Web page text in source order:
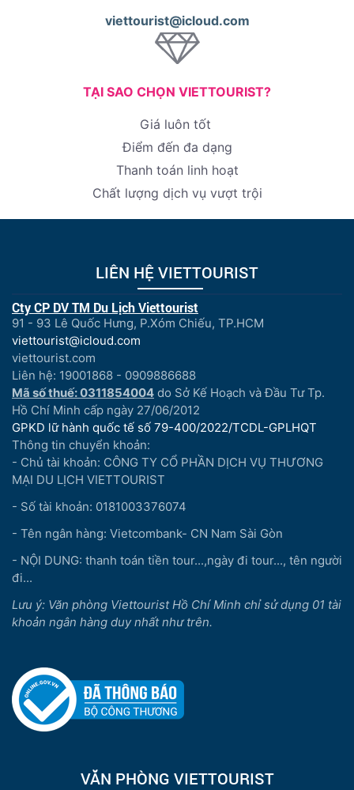
viettourist@icloud.com
TẠI SAO CHỌN VIETTOURIST?
Giá luôn tốt
Điểm đến đa dạng
Thanh toán linh hoạt
Chất lượng dịch vụ vượt trội
LIÊN HỆ VIETTOURIST
Cty CP DV TM Du Lịch Viettourist
91 - 93 Lê Quốc Hưng, P.Xóm Chiếu, TP.HCM
viettourist@icloud.com
viettourist.com
Liên hệ: 19001868 - 0909886688
Mã số thuế: 0311854004 do Sở Kế Hoạch và Đầu Tư Tp.
Hồ Chí Minh cấp ngày 27/06/2012
GPKD lữ hành quốc tế số 79-400/2022/TCDL-GPLHQT
Thông tin chuyển khoản:
- Chủ tài khoản: CÔNG TY CỔ PHẦN DỊCH VỤ THƯƠNG
MẠI DU LỊCH VIETTOURIST
- Số tài khoản: 0181003376074
- Tên ngân hàng: Vietcombank- CN Nam Sài Gòn
- NỘI DUNG: thanh toán tiền tour...,ngày đi tour..., tên người
đi...
Lưu ý: Văn phòng Viettourist Hồ Chí Minh chỉ sử dụng 01 tài
khoản ngân hàng duy nhất như trên.
VĂN PHÒNG VIETTOURIST